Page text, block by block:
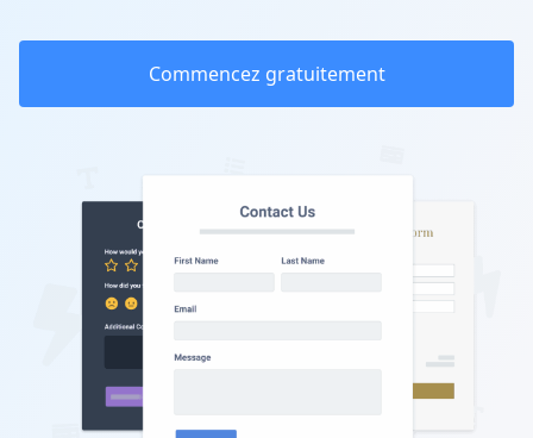
Commencez gratuitement